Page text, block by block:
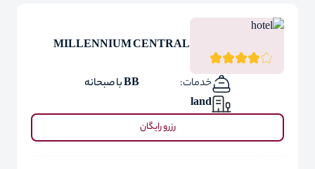
MILLENNIUM CENTRAL
خدمات:
BB با صبحانه
land
رزرو رایگان